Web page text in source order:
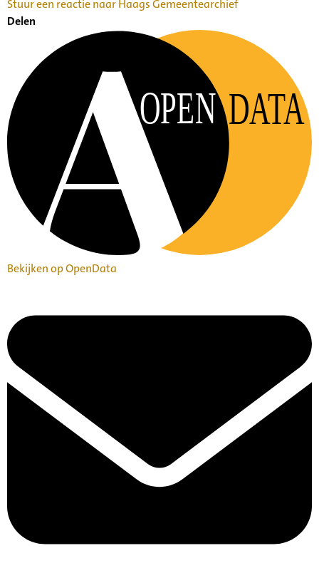
Stuur een reactie naar Haags Gemeentearchief
Delen
OPEN DATA
Bekijken op OpenData